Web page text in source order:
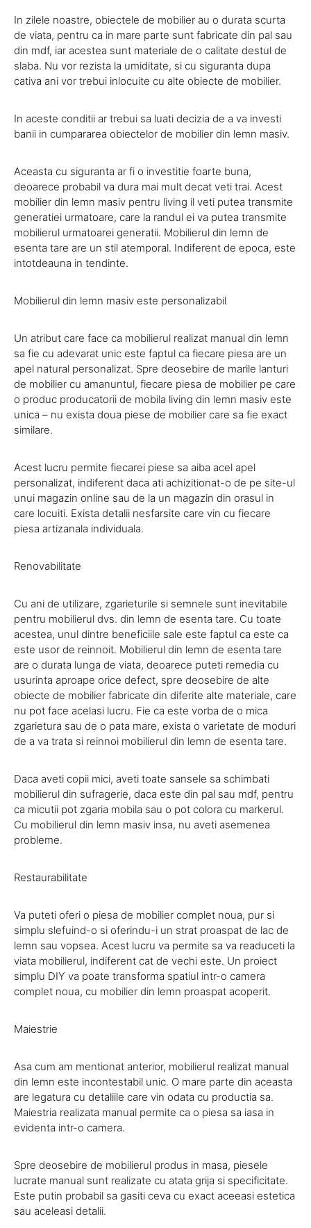
In zilele noastre, obiectele de mobilier au o durata scurta
de viata, pentru ca in mare parte sunt fabricate din pal sau
din mdf, iar acestea sunt materiale de o calitate destul de
slaba. Nu vor rezista la umiditate, si cu siguranta dupa
cativa ani vor trebui inlocuite cu alte obiecte de mobilier.
In aceste conditii ar trebui sa luati decizia de a va investi
banii in cumpararea obiectelor de mobilier din lemn masiv.
Aceasta cu siguranta ar fi o investitie foarte buna,
deoarece probabil va dura mai mult decat veti trai. Acest
mobilier din lemn masiv pentru living il veti putea transmite
generatiei urmatoare, care la randul ei va putea transmite
mobilierul urmatoarei generatii. Mobilierul din lemn de
esenta tare are un stil atemporal. Indiferent de epoca, este
intotdeauna in tendinte.
Mobilierul din lemn masiv este personalizabil
Un atribut care face ca mobilierul realizat manual din lemn
sa fie cu adevarat unic este faptul ca fiecare piesa are un
apel natural personalizat. Spre deosebire de marile lanturi
de mobilier cu amanuntul, fiecare piesa de mobilier pe care
o produc producatorii de mobila living din lemn masiv este
unica – nu exista doua piese de mobilier care sa fie exact
similare.
Acest lucru permite fiecarei piese sa aiba acel apel
personalizat, indiferent daca ati achizitionat-o de pe site-ul
unui magazin online sau de la un magazin din orasul in
care locuiti. Exista detalii nesfarsite care vin cu fiecare
piesa artizanala individuala.
Renovabilitate
Cu ani de utilizare, zgarieturile si semnele sunt inevitabile
pentru mobilierul dvs. din lemn de esenta tare. Cu toate
acestea, unul dintre beneficiile sale este faptul ca este ca
este usor de reinnoit. Mobilierul din lemn de esenta tare
are o durata lunga de viata, deoarece puteti remedia cu
usurinta aproape orice defect, spre deosebire de alte
obiecte de mobilier fabricate din diferite alte materiale, care
nu pot face acelasi lucru. Fie ca este vorba de o mica
zgarietura sau de o pata mare, exista o varietate de moduri
de a va trata si reinnoi mobilierul din lemn de esenta tare.
Daca aveti copii mici, aveti toate sansele sa schimbati
mobilierul din sufragerie, daca este din pal sau mdf, pentru
ca micutii pot zgaria mobila sau o pot colora cu markerul.
Cu mobilierul din lemn masiv insa, nu aveti asemenea
probleme.
Restaurabilitate
Va puteti oferi o piesa de mobilier complet noua, pur si
simplu slefuind-o si oferindu-i un strat proaspat de lac de
lemn sau vopsea. Acest lucru va permite sa va readuceti la
viata mobilierul, indiferent cat de vechi este. Un proiect
simplu DIY va poate transforma spatiul intr-o camera
complet noua, cu mobilier din lemn proaspat acoperit.
Maiestrie
Asa cum am mentionat anterior, mobilierul realizat manual
din lemn este incontestabil unic. O mare parte din aceasta
are legatura cu detaliile care vin odata cu productia sa.
Maiestria realizata manual permite ca o piesa sa iasa in
evidenta intr-o camera.
Spre deosebire de mobilierul produs in masa, piesele
lucrate manual sunt realizate cu atata grija si specificitate.
Este putin probabil sa gasiti ceva cu exact aceeasi estetica
sau aceleasi detalii.